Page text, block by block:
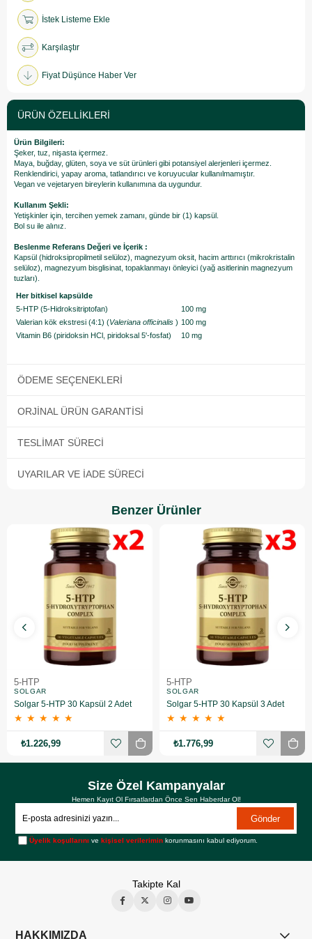
İstek Listeme Ekle
Karşılaştır
Fiyat Düşünce Haber Ver
ÜRÜN ÖZELLIKLERI
Ürün Bilgileri:
Şeker, tuz, nişasta içermez.
Maya, buğday, glüten, soya ve süt ürünleri gibi potansiyel alerjenleri içermez.
Renklendirici, yapay aroma, tatlandırıcı ve koruyucular kullanılmamıştır.
Vegan ve vejetaryen bireylerin kullanımına da uygundur.
Kullanım Şekli:
Yetişkinler için, tercihen yemek zamanı, günde bir (1) kapsül.
Bol su ile alınız.
Beslenme Referans Değeri ve İçerik :
Kapsül (hidroksipropilmetil selüloz), magnezyum oksit, hacim arttırıcı (mikrokristalin
selüloz), magnezyum bisglisinat, topaklanmayı önleyici (yağ asitlerinin magnezyum
tuzları).
Her bitkisel kapsülde
5-HTP (5-Hidroksitriptofan)
100 mg
Valerian kök ekstresi (4:1) (Valeriana officinalis ) 100 mg
Vitamin B6 (piridoksin HCl, piridoksal 5'-fosfat)
10 mg
ÖDEME SEÇENEKLERI
ORJINAL ÜRÜN GARANTISI
TESLIMAT SÜRECI
UYARILAR VE İADE SÜRECI
Benzer Ürünler
5-HTP
SOLGAR
Solgar 5-HTP 30 Kapsül 2 Adet
★ ★ ★ ★ ★
₺1.226,99
5-HTP
SOLGAR
Solgar 5-HTP 30 Kapsül 3 Adet
★ ★ ★ ★ ★
₺1.776,99
Size Özel Kampanyalar
Hemen Kayıt Ol Fırsatlardan Önce Sen Haberdar Ol!
Gönder
Üyelik koşullarını vekişisel verilerimin korunmasını kabul ediyorum.
Takipte Kal
HAKKIMIZDA